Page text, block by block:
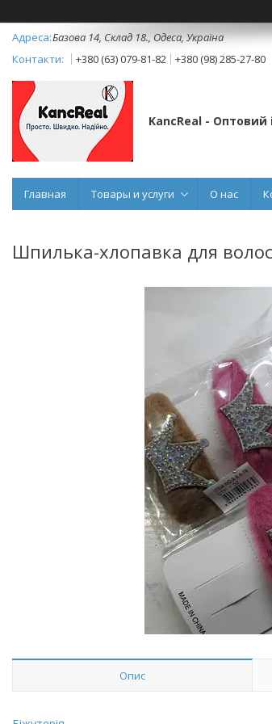
Базова 14, Склад 18., Одеса, Україна
+380 (63) 079-81-82
+380 (98) 285-27-80
KancReal - Оптовий
Главная Товары и услуги О нас
Шпилька-хлопавка для
Опис